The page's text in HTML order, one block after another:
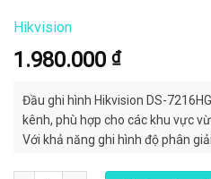
Hikvision
1.980.000 ₫
Đầu ghi hình Hikvision DS-
kênh, phù hợp cho các khu vực
Với khả năng ghi hình độ phân